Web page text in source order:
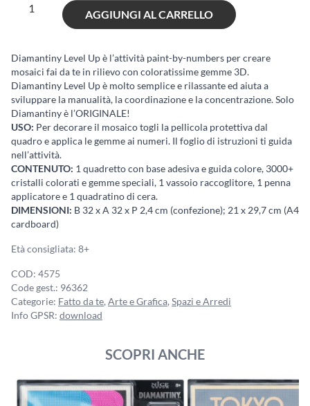
Diamantiny
Tema
02
quantità
AGGIUNGI AL CARRELLO
Diamantiny Level Up è l’attività paint-by-numbers per creare
mosaici fai da te in rilievo con coloratissime gemme 3D.
Diamantiny Level Up è molto semplice e rilassante ed aiuta a
sviluppare la manualità, la coordinazione e la concentrazione. Solo
Diamantiny è l’ORIGINALE!
USO: Per decorare il mosaico togli la pellicola protettiva dal
quadro e applica le gemme ai numeri. Il foglio di istruzioni ti guida
nell’attività.
CONTENUTO: 1 quadretto con base adesiva e guida colore, 3000+
cristalli colorati e gemme speciali, 1 vassoio raccoglitore, 1 penna
applicatore e 1 quadratino di cera.
DIMENSIONI: B 32 x A 32 x P 2,4 cm (confezione); 21 x 29,7 cm (A4
cardboard)
Età consigliata: 8+
COD: 4575
Code gest.: 96362
Categorie: Fatto da te, Arte e Grafica, Spazi e Arredi
Info GPSR: download
SCOPRI ANCHE